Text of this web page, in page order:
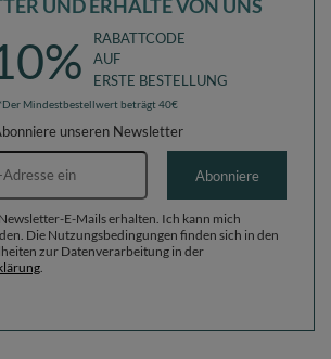
UND ERHALTE VON UNS
RABATTCODE
AUF
ERSTE BESTELLUNG
*Der Mindestbestellwert beträgt 40€
unseren Newsletter
E-Mail-Adresse
Abonniere
E-Mails erhalten. Ich kann mich
Die Nutzungsbedingungen finden sich in den
zur Datenverarbeitung in der